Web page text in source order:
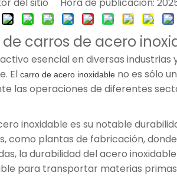
carros de acero
esencial en diversas
El carro de acero inoxidable no es sólo
las operaciones de diferentes
inoxidable es su notable
como plantas de fabricación,
la durabilidad del acero
para transportar materias